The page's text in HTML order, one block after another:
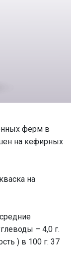
ферм в
на кефирных
на
– 4,0 г.
) в 100 г: 37